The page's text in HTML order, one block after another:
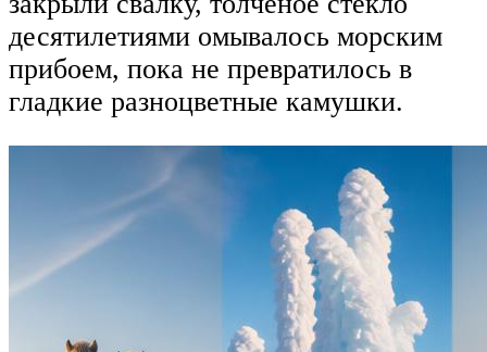
десятилетиями омывалось морским
прибоем, пока не превратилось в
гладкие разноцветные камушки.